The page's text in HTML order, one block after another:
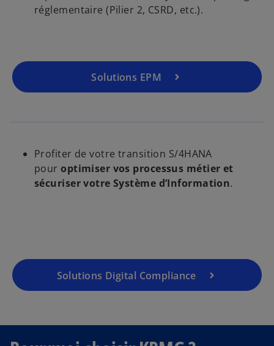
réglementaire (Pilier 2, CSRD, etc.).
Solutions EPM
Profiter de votre transition S/4HANA
pouroptimiser vos processus métier et
sécuriser votre Système d’Information.
Solutions Digital Compliance